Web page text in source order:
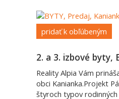
pridať k obľúbeným
2. a 3. izbové byty,
Reality Alpia Vám
obci Kanianka.Projekt
štyroch typov